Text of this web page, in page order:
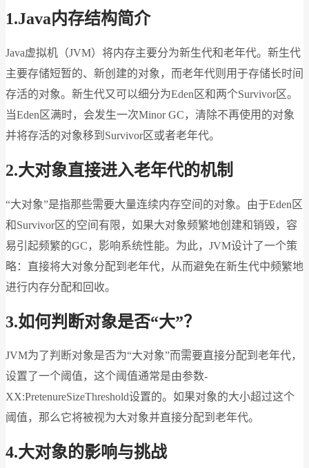
1.Java内存结构简介
Java虚拟机（JVM）将内存主要分为新生代和老年代。新生代
主要存储短暂的、新创建的对象，而老年代则用于存储长时间
存活的对象。新生代又可以细分为Eden区和两个Survivor区。
当Eden区满时，会发生一次Minor GC，清除不再使用的对象
并将存活的对象移到Survivor区或者老年代。
2.大对象直接进入老年代的机制
“大对象”是指那些需要大量连续内存空间的对象。由于Eden区
和Survivor区的空间有限，如果大对象频繁地创建和销毁，容
易引起频繁的GC，影响系统性能。为此，JVM设计了一个策
略：直接将大对象分配到老年代，从而避免在新生代中频繁地
进行内存分配和回收。
3.如何判断对象是否“大”？
JVM为了判断对象是否为“大对象”而需要直接分配到老年代，
设置了一个阈值，这个阈值通常是由参数-
XX:PretenureSizeThreshold设置的。如果对象的大小超过这个
阈值，那么它将被视为大对象并直接分配到老年代。
4.大对象的影响与挑战